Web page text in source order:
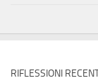
RIFLESSIONI